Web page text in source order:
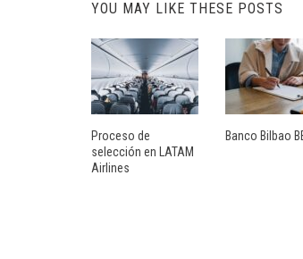
YOU MAY LIKE THESE POSTS
Proceso de
selección en LATAM
Airlines
Banco Bilbao